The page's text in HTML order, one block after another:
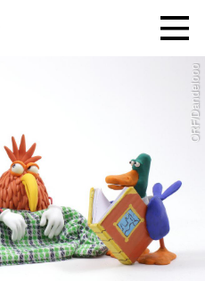
ORF/Dandelooo